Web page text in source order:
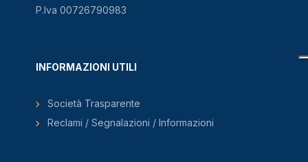
P.Iva 00726790983
INFORMAZIONI UTILI
Società Trasparente
Reclami / Segnalazioni / Informazioni